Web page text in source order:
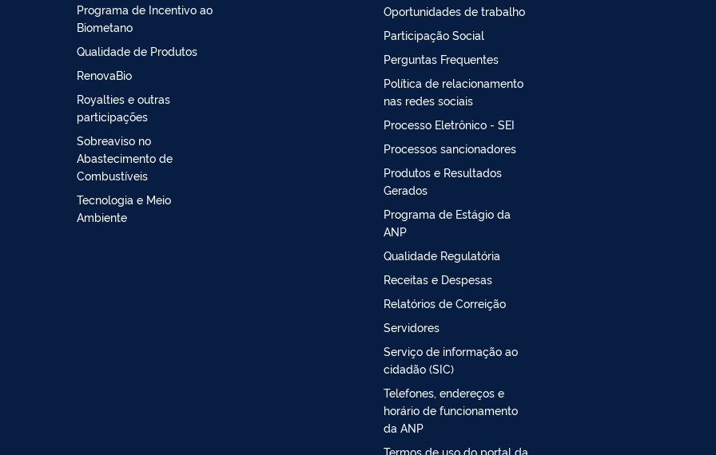
Programa de Incentivo ao
Biometano
Qualidade de Produtos
RenovaBio
Royalties e outras
participações
Sobreaviso no
Abastecimento de
Combustíveis
Tecnologia e Meio
Ambiente
Oportunidades de trabalho
Participação Social
Perguntas Frequentes
Política de relacionamento
nas redes sociais
Processo Eletrônico - SEI
Processos sancionadores
Produtos e Resultados
Gerados
Programa de Estágio da
ANP
Qualidade Regulatória
Receitas e Despesas
Relatórios de Correição
Servidores
Serviço de informação ao
cidadão (SIC)
Telefones, endereços e
horário de funcionamento
da ANP
Termos de uso do portal da